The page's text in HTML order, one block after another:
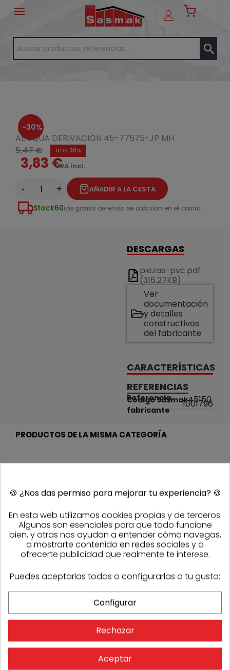
-30%
ADEQUA DERIVACION 45-77575-JP MH
5,47 €
DTO. 30%
3,83 €IVA incl.
- + AÑADIR A LA CESTA
Stock60Los gastos de envío se calculan en el carrito.
DESCARGAS
piezas-pvc.pdf
(316.27KB)
Ver
documentación
y detalles
constructivos
del fabricante
CARACTERÍSTICAS
REFERENCIAS
Código Sasmak45150
Referencia
fabricante
1001796
PRODUCTOS DE LA MISMA CATEGORÍA
OPINIONES
No hay comentarios
🍪 ¿Nos das permiso para mejorar tu experiencia? 🍪
En esta web utilizamos cookies propias y de terceros.
Algunas son esenciales para que todo funcione
bien, y otras nos ayudan a entender cómo navegas,
a mostrarte contenido en redes sociales y a
ofrecerte publicidad que realmente te interese.
Puedes aceptarlas todas o configurarlas a tu gusto:
Configurar
Rechazar
Aceptar